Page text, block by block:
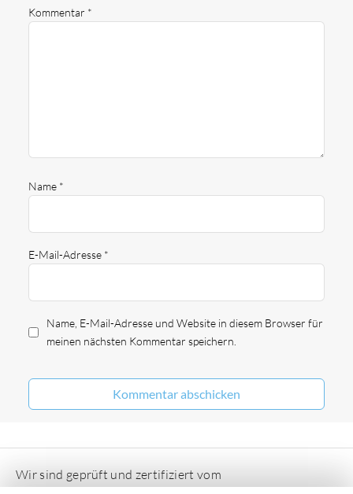
Kommentar *
Name *
E-Mail-Adresse *
Name, E-Mail-Adresse und Website in diesem Browser für
meinen nächsten Kommentar speichern.
Wir sind geprüft und zertifiziert vom